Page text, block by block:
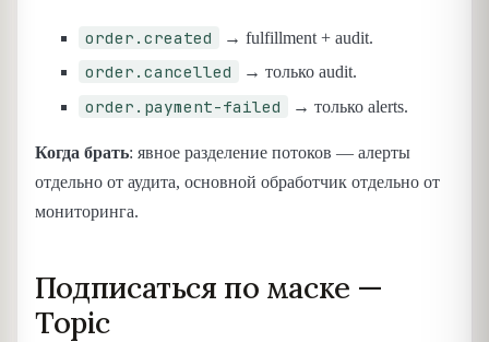
order.created → fulfillment + audit.
order.cancelled → только audit.
order.payment-failed → только alerts.
Когда брать: явное разделение потоков — алерты
отдельно от аудита, основной обработчик отдельно от
мониторинга.
Подписаться по маске —
Topic